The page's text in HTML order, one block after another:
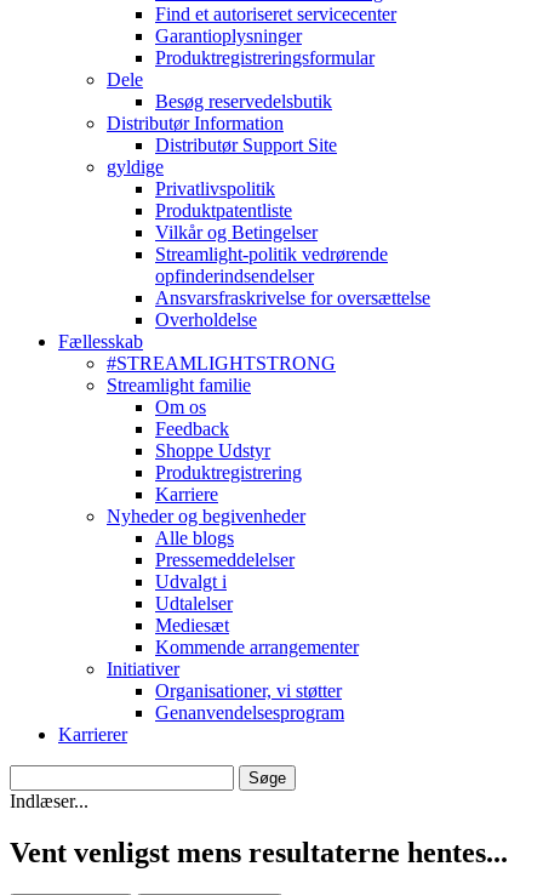
Find et autoriseret servicecenter
Garantioplysninger
Produktregistreringsformular
Dele
Besøg reservedelsbutik
Distributør Information
Distributør Support Site
gyldige
Privatlivspolitik
Produktpatentliste
Vilkår og Betingelser
Streamlight-politik vedrørende
opfinderindsendelser
Ansvarsfraskrivelse for oversættelse
Overholdelse
Fællesskab
#STREAMLIGHTSTRONG
Streamlight familie
Om os
Feedback
Shoppe Udstyr
Produktregistrering
Karriere
Nyheder og begivenheder
Alle blogs
Pressemeddelelser
Udvalgt i
Udtalelser
Mediesæt
Kommende arrangementer
Initiativer
Organisationer, vi støtter
Genanvendelsesprogram
Karrierer
Indlæser...
Vent venligst mens resultaterne hentes...